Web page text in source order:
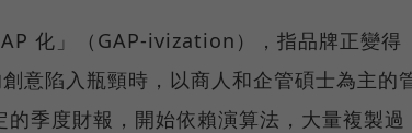
化」（GAP-ivization），指品牌正變得
意陷入瓶頸時，以商人和企管碩士為主的
季度財報，開始依賴演算法，大量複製過